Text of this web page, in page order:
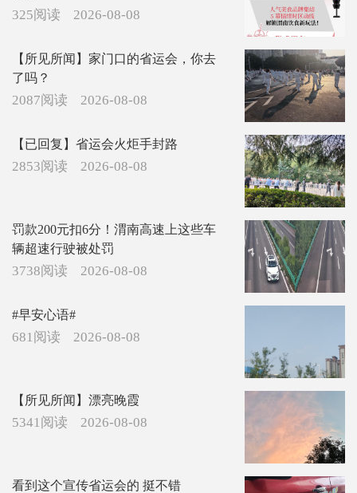
325阅读 2026-08-08
【所见所闻】家门口的省运会，你去
了吗？
2087阅读 2026-08-08
【已回复】省运会火炬手封路
2853阅读 2026-08-08
罚款200元扣6分！渭南高速上这些车
辆超速行驶被处罚
3738阅读 2026-08-08
#早安心语#
681阅读 2026-08-08
【所见所闻】漂亮晚霞
5341阅读 2026-08-08
看到这个宣传省运会的 挺不错